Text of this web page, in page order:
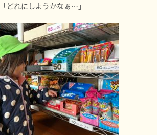
「どれにしようかなぁ…」